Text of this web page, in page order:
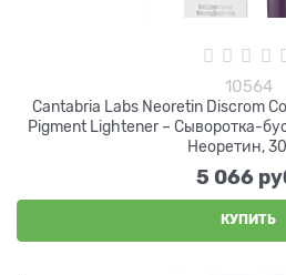
10564
Cantabria Labs Neoretin Discrom
Pigment Lightener – Cыворотка-
Неоретин,
5 066
КУПИТЬ